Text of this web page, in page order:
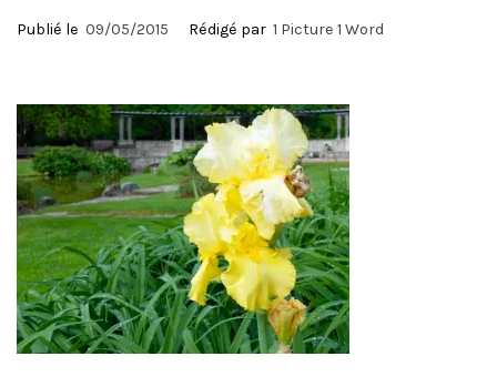
Publié le 09/05/2015 Rédigé par 1 Picture 1 Word